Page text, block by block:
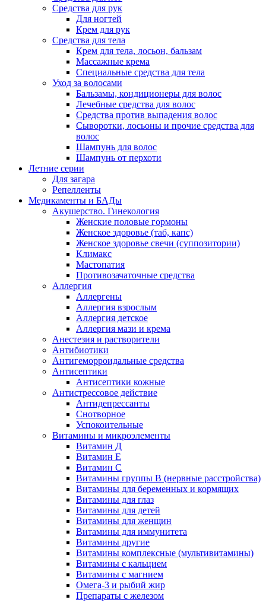
Средства для рук
Для ногтей
Крем для рук
Средства для тела
Крем для тела, лосьон, бальзам
Массажные крема
Специальные средства для тела
Уход за волосами
Бальзамы, кондиционеры для волос
Лечебные средства для волос
Средства против выпадения волос
Сыворотки, лосьоны и прочие средства для
волос
Шампунь для волос
Шампунь от перхоти
Летние серии
Для загара
Репелленты
Медикаменты и БАДы
Акушерство. Гинекология
Женские половые гормоны
Женское здоровье (таб, капс)
Женское здоровье свечи (суппозитории)
Климакс
Мастопатия
Противозачаточные средства
Аллергия
Аллергены
Аллергия взрослым
Аллергия детское
Аллергия мази и крема
Анестезия и растворители
Антибиотики
Антигеморроидальные средства
Антисептики
Антисептики кожные
Антистрессовое действие
Антидепрессанты
Снотворное
Успокоительные
Витамины и микроэлементы
Витамин Д
Витамин Е
Витамин С
Витамины группы В (нервные расстройства)
Витамины для беременных и кормящих
Витамины для глаз
Витамины для детей
Витамины для женщин
Витамины для иммунитета
Витамины другие
Витамины комплексные (мультивитамины)
Витамины с кальцием
Витамины с магнием
Омега-3 и рыбий жир
Препараты с железом